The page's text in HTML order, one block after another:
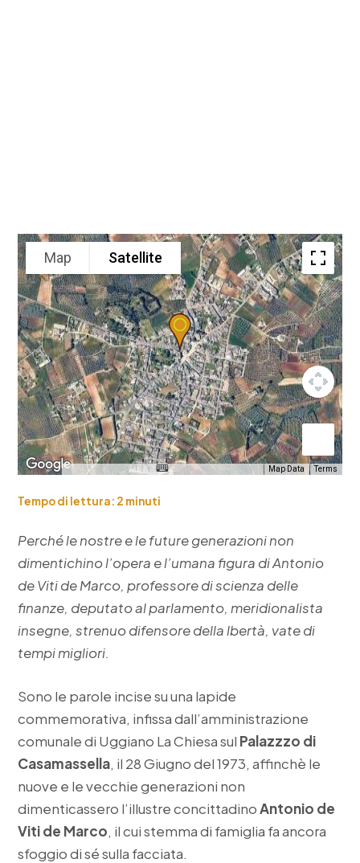
Map Satellite
Map Data Terms
Tempo di lettura: 2 minuti
Perché le nostre e le future generazioni non
dimentichino l’opera e l’umana figura di Antonio
de Viti de Marco, professore di scienza delle
finanze, deputato al parlamento, meridionalista
insegne, strenuo difensore della lbertà, vate di
tempi migliori.
Sono le parole incise su una lapide
commemorativa, infissa dall’amministrazione
comunale di Uggiano La Chiesa sul Palazzzo di
Casamassella, il 28 Giugno del 1973, affinchè le
nuove e le vecchie generazioni non
dimenticassero l’illustre concittadinoAntonio de
Viti de Marco, il cui stemma di famiglia fa ancora
sfoggio di sé sulla facciata.